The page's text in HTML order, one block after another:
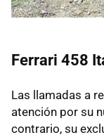
Ferrari 458
Las llamadas a
atención por su
contrario, su